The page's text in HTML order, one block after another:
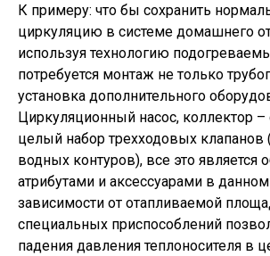
К примеру: что бы сохранить
циркуляцию в системе домашнего
используя технологию
потребуется монтаж не только
установка дополнительного
Циркуляционный насос, коллектор –
целый набор трехходовых клапанов
водных контуров), все это является
атрибутами и аксессуарами в
зависимости от отапливаемой
специальных приспособлений
падения давления теплоносителя в